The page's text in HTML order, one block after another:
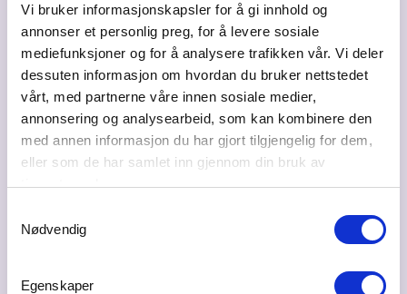
Vi bruker informasjonskapsler for å gi innhold og
annonser et personlig preg, for å levere sosiale
mediefunksjoner og for å analysere trafikken vår. Vi deler
dessuten informasjon om hvordan du bruker nettstedet
vårt, med partnerne våre innen sosiale medier,
annonsering og analysearbeid, som kan kombinere den
med annen informasjon du har gjort tilgjengelig for dem,
eller som de har samlet inn gjennom din bruk av
tjenestene deres.
Nødvendig
Egenskaper
Besøksadresse
Jernbanegata 11 Årnes, 2150 ÅRNES
Postadresse
Ilastubben 4, 2165 Hvam
Bransje
elisabeth@fortunas.no